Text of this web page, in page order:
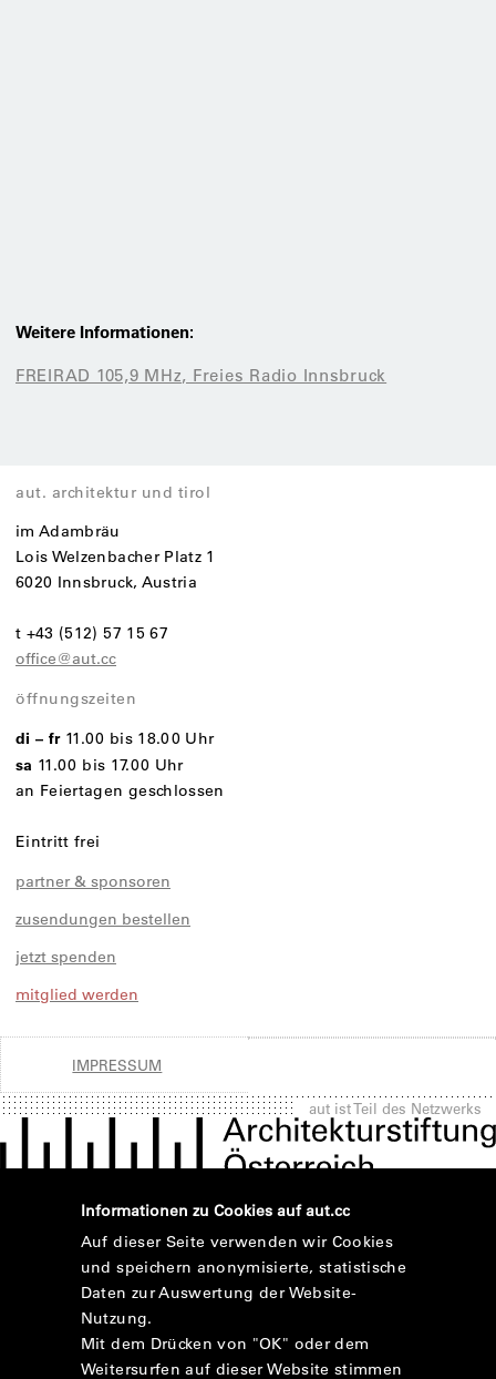
Weitere Informationen:
FREIRAD 105,9 MHz, Freies Radio Innsbruck
aut. architektur und tirol
im Adambräu
Lois Welzenbacher Platz 1
6020 Innsbruck, Austria
t +43 (512) 57 15 67
office@aut.cc
öffnungszeiten
di – fr 11.00 bis 18.00 Uhr
sa 11.00 bis 17.00 Uhr
an Feiertagen geschlossen
Eintritt frei
partner & sponsoren
zusendungen bestellen
jetzt spenden
mitglied werden
IMPRESSUM
aut ist Teil des Netzwerks
Informationen zu Cookies auf aut.cc
Auf dieser Seite verwenden wir Cookies
und speichern anonymisierte, statistische
Daten zur Auswertung der Website-
Nutzung.
Mit dem Drücken von "OK" oder dem
Weitersurfen auf dieser Website stimmen